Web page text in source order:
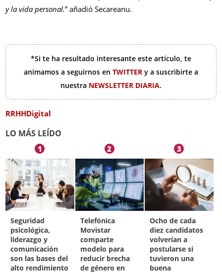
y la vida personal.” añadió Secareanu.
*Si te ha resultado interesante este artículo, te
animamos a seguirnos en TWITTER y a suscribirte a
nuestra NEWSLETTER DIARIA.
RRHHDigital
LO MÁS LEÍDO
1
Seguridad
psicológica,
liderazgo y
comunicación
son las bases del
alto rendimiento
2
Telefónica
Movistar
comparte
modelo para
reducir brecha
de género en
3
Ocho de cada
diez candidatos
volverían a
postularse si
tuvieron una
buena